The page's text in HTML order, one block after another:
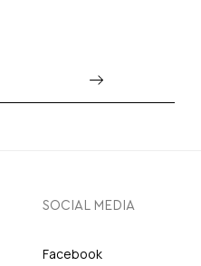
SOCIAL MEDIA
Facebook